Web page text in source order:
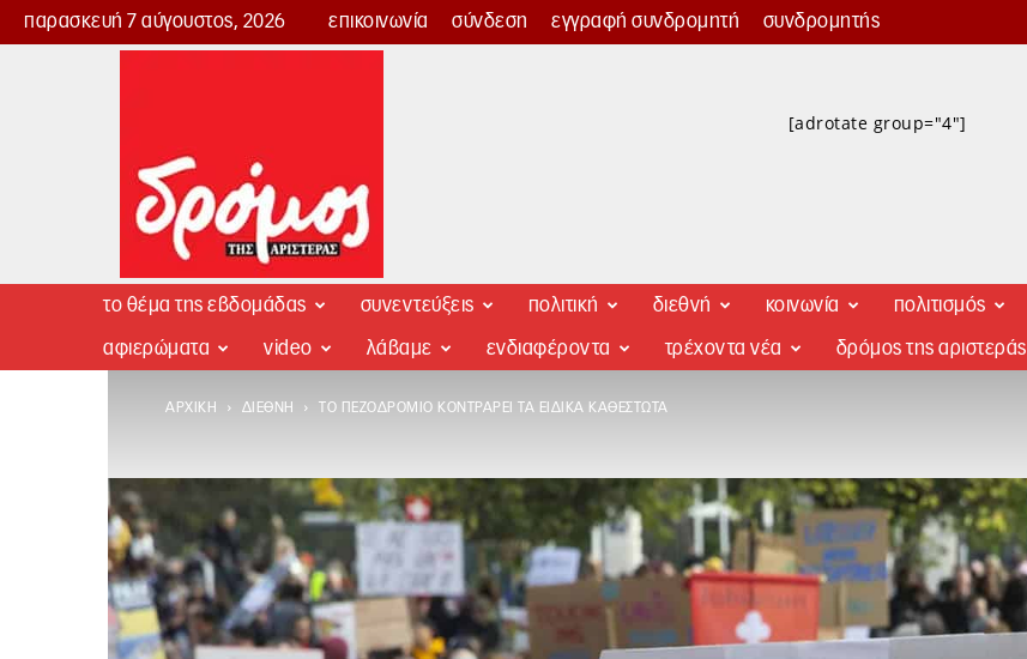
παρασκευή 7 αύγουστος, 2026 επικοινωνία σύνδεση εγγραφή συνδρομητή συνδρομητής
Δρόμος
[adrotate group="4"]
το θέμα της εβδομάδας συνεντεύξεις πολιτική διεθνή κοινωνία πολιτισμός
αφιερώματα video λάβαμε ενδιαφέροντα τρέχοντα νέα δρόμος της αριστεράς
ΑΡΧΙΚΉ ΔΙΕΘΝΉ ΤΟ ΠΕΖΟΔΡΌΜΙΟ ΚΟΝΤΡΆΡΕΙ ΤΑ ΕΙΔΙΚΆ ΚΑΘΕΣΤΏΤΑ